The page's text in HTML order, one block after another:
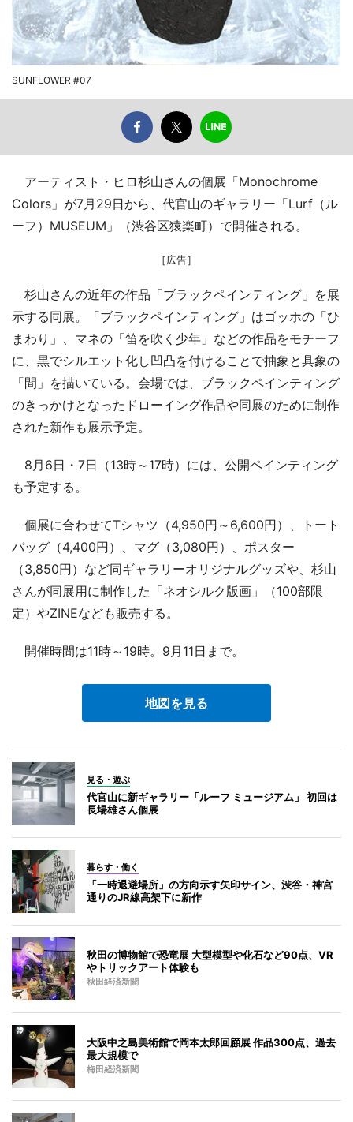
SUNFLOWER #07
アーティスト・ヒロ杉山さんの個展「Monochrome
Colors」が7月29日から、代官山のギャラリー「Lurf（ル
ーフ）MUSEUM」（渋谷区猿楽町）で開催される。
［広告］
杉山さんの近年の作品「ブラックペインティング」を展
示する同展。「ブラックペインティング」はゴッホの「ひ
まわり」、マネの「笛を吹く少年」などの作品をモチーフ
に、黒でシルエット化し凹凸を付けることで抽象と具象の
「間」を描いている。会場では、ブラックペインティング
のきっかけとなったドローイング作品や同展のために制作
された新作も展示予定。
8月6日・7日（13時～17時）には、公開ペインティング
も予定する。
個展に合わせてTシャツ（4,950円～6,600円）、トート
バッグ（4,400円）、マグ（3,080円）、ポスター
（3,850円）など同ギャラリーオリジナルグッズや、杉山
さんが同展用に制作した「ネオシルク版画」（100部限
定）やZINEなども販売する。
開催時間は11時～19時。9月11日まで。
地図を見る
見る・遊ぶ
代官山に新ギャラリー「ルーフ ミュージアム」 初回は
長場雄さん個展
暮らす・働く
「一時退避場所」の方向示す矢印サイン、渋谷・神宮
通りのJR線高架下に新作
秋田の博物館で恐竜展 大型模型や化石など90点、VR
やトリックアート体験も
秋田経済新聞
大阪中之島美術館で岡本太郎回顧展 作品300点、過去
最大規模で
梅田経済新聞